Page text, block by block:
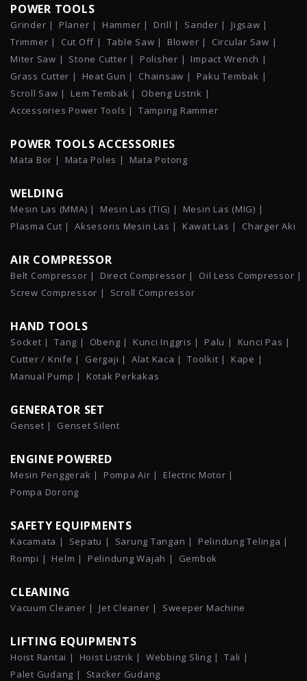
POWER TOOLS
Grinder | Planer | Hammer | Drill | Sander |
Jigsaw |
Trimmer |
Cut Off | Table Saw | Blower |
Circular Saw |
Miter Saw |
Stone Cutter | Polisher |
Impact Wrench |
Grass Cutter |
Heat Gun | Chainsaw |
Paku Tembak |
Scroll Saw |
Lem Tembak |
Obeng Listrik |
Accessories Power Tools |
Tamping Rammer
POWER TOOLS ACCESSORIES
Mata Bor | Mata Poles | Mata Potong
WELDING
Mesin Las (MMA) | Mesin Las (TIG) |
Mesin Las (MIG) |
Plasma Cut |
Aksesoris Mesin Las | Kawat Las | Charger Aki
AIR COMPRESSOR
Belt Compressor | Direct Compressor |
Oil Less Compressor |
Screw Compressor |
Scroll Compressor
HAND TOOLS
Socket | Tang | Obeng | Kunci Inggris | Palu |
Kunci Pas |
Cutter / Knife |
Gergaji | Alat Kaca | Toolkit |
Kape |
Manual Pump |
Kotak Perkakas
GENERATOR SET
Genset | Genset Silent
ENGINE POWERED
Mesin Penggerak | Pompa Air |
Electric Motor |
Pompa Dorong
SAFETY EQUIPMENTS
Kacamata | Sepatu | Sarung Tangan |
Pelindung Telinga |
Rompi |
Helm | Pelindung Wajah | Gembok
CLEANING
Vacuum Cleaner | Jet Cleaner | Sweeper Machine
LIFTING EQUIPMENTS
Hoist Rantai | Hoist Listrik | Webbing Sling |
Tali |
Palet Gudang |
Stacker Gudang